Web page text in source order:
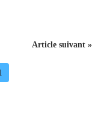
Article suivant »